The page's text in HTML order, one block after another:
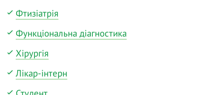
Фтизіатрія
Функціональна діагностика
Хірургія
Лікар-інтерн